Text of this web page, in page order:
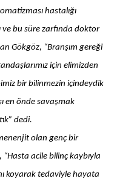
hastalığı
ve bu süre zarfında doktor
Gökgöz, “Branşım gereği
için elimizden
bir bilinmezin içindeydik
en önde savaşmak
dedi.
olan genç bir
acile bilinç kaybıyla
koyarak tedaviyle hayata